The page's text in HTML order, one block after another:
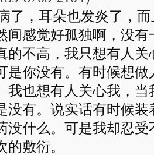
了，耳朵也发炎了，
间感觉好孤独啊，没
的不高，我只想有人
是你没有。有时候想
我也想有人关心我，
没有。说实话有时候
没什么。可是我却忍
敷衍。